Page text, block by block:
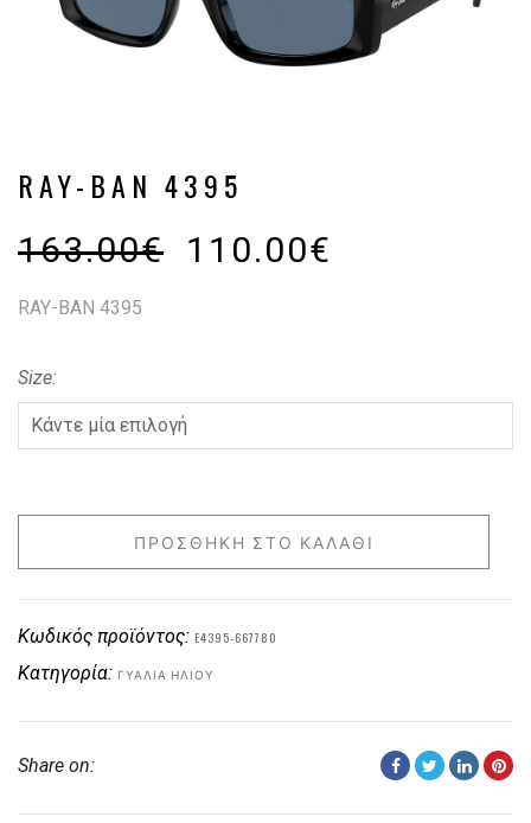
RAY-BAN 4395
163.00€ 110.00€
RAY-BAN 4395
Size
ΠΡΟΣΘΉΚΗ ΣΤΟ ΚΑΛΆΘΙ
Κωδικός προϊόντος: E4395-667780
Κατηγορία: ΓΥΑΛΙΆ ΗΛΊΟΥ
Share on: